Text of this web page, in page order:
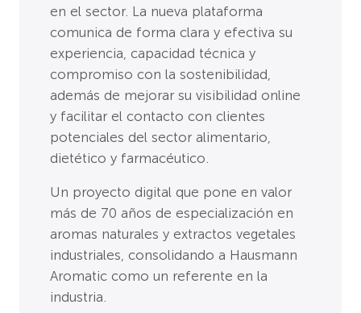
en el sector. La nueva plataforma
comunica de forma clara y efectiva su
experiencia, capacidad técnica y
compromiso con la sostenibilidad,
además de mejorar su visibilidad online
y facilitar el contacto con clientes
potenciales del sector alimentario,
dietético y farmacéutico.
Un proyecto digital que pone en valor
más de 70 años de especialización en
aromas naturales y extractos vegetales
industriales, consolidando a Hausmann
Aromatic como un referente en la
industria.